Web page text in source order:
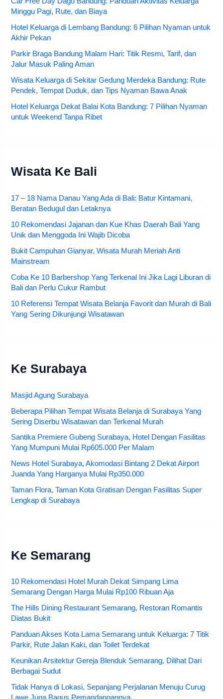
Minggu Pagi, Rute, dan Biaya
Hotel Keluarga di Lembang Bandung: 6 Pilihan Nyaman untuk
Akhir Pekan
Parkir Braga Bandung Malam Hari: Titik Resmi, Tarif, dan
Jalur Masuk Paling Aman
Wisata Keluarga di Sekitar Gedung Merdeka Bandung: Rute
Pendek, Tempat Duduk, dan Tips Nyaman Bawa Anak
Hotel Keluarga Dekat Balai Kota Bandung: 7 Pilihan Nyaman
untuk Weekend Tanpa Ribet
Wisata Ke Bali
17 – 18 Nama Danau Yang Ada di Bali: Batur Kintamani,
Beratan Bedugul dan Letaknya
10 Rekomendasi Jajanan dan Kue Khas Daerah Bali Yang
Unik dan Menggoda Ini Wajib Dicoba
Bukit Campuhan Gianyar, Wisata Murah Meriah Anti
Mainstream
Coba Ke 10 Barbershop Yang Terkenal Ini Jika Lagi Liburan di
Bali dan Perlu Cukur Rambut
10 Referensi Tempat Wisata Belanja Favorit dan Murah di Bali
Yang Sering Dikunjungi Wisatawan
Ke Surabaya
Masjid Agung Surabaya
Beberapa Pilihan Tempat Wisata Belanja di Surabaya Yang
Sering Diserbu Wisatawan dan Terkenal Murah
Santika Premiere Gubeng Surabaya, Hotel Dengan Fasilitas
Yang Mumpuni Mulai Rp605.000 Per Malam
News Hotel Surabaya, Akomodasi Bintang 2 Dekat Airport
Juanda Yang Harganya Mulai Rp350.000
Taman Flora, Taman Kota Gratisan Dengan Fasilitas Super
Lengkap di Surabaya
Ke Semarang
10 Rekomendasi Hotel Murah Dekat Simpang Lima
Semarang Dengan Harga Mulai Rp100 Ribuan Aja
The Hills Dining Restaurant Semarang, Restoran Romantis
Diatas Bukit
Panduan Akses Kota Lama Semarang untuk Keluarga: 7 Titik
Parkir, Rute Jalan Kaki, dan Toilet Terdekat
Keunikan Arsitektur Gereja Blenduk Semarang, Dilihat Dari
Berbagai Sudut
Tidak Hanya di Lokasi, Sepanjang Perjalanan Menuju Curug